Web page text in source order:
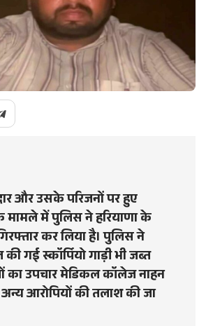
और उसके परिजनों पर हुए
में पुलिस ने हरियाणा के
कर लिया है। पुलिस ने
गई स्कॉर्पियो गाड़ी भी जब्त
का उपचार मेडिकल कॉलेज नाहन
आरोपियों की तलाश की जा